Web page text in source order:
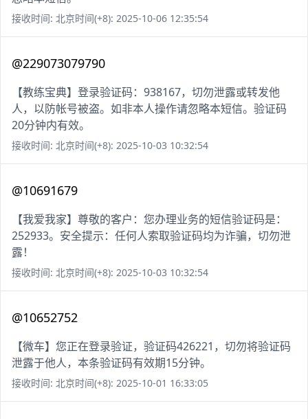
接收时间: 北京时间(+8): 2025-10-06 12:35:54
@229073079790
【教练宝典】登录验证码：938167，切勿泄露或转发他
人，以防帐号被盗。如非本人操作请忽略本短信。验证码
20分钟内有效。
接收时间: 北京时间(+8): 2025-10-03 10:32:54
@10691679
【我爱我家】尊敬的客户：您办理业务的短信验证码是：
252933。安全提示：任何人索取验证码均为诈骗，切勿泄
露！
接收时间: 北京时间(+8): 2025-10-03 10:32:54
@10652752
【微车】您正在登录验证，验证码426221，切勿将验证码
泄露于他人，本条验证码有效期15分钟。
接收时间: 北京时间(+8): 2025-10-01 16:33:05